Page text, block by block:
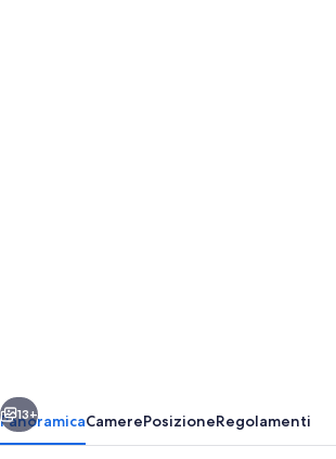
Avanti
13+
PanoramicaCamerePosizioneRegolamenti